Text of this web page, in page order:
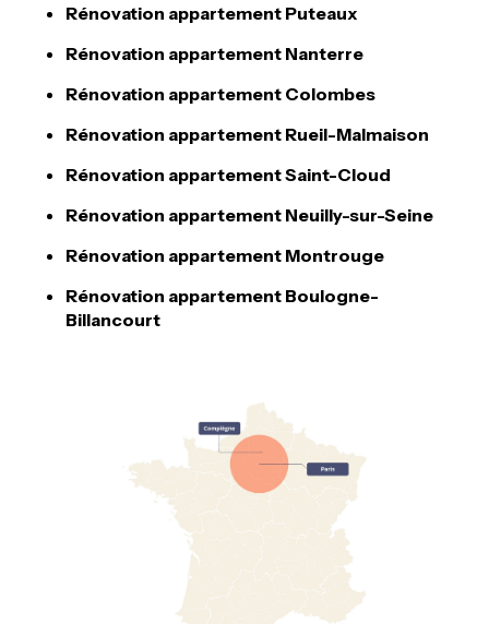
Rénovation appartement Puteaux
Rénovation appartement Nanterre
Rénovation appartement Colombes
Rénovation appartement Rueil-Malmaison
Rénovation appartement Saint-Cloud
Rénovation appartement Neuilly-sur-Seine
Rénovation appartement Montrouge
Rénovation appartement Boulogne-
Billancourt